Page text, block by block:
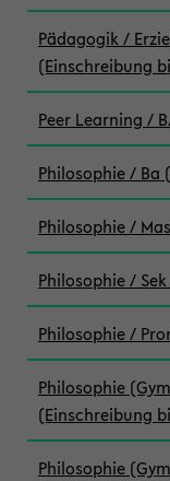
Pädagogik /
(Einschreibung
Peer Learning /
Philosophie / Ba
Philosophie /
Philosophie / Sek
Philosophie /
Philosophie
(Einschreibung
Philosophie